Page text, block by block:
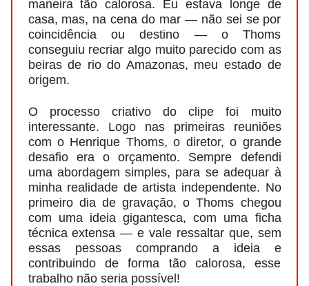
maneira tão calorosa. Eu estava longe de
casa, mas, na cena do mar — não sei se por
coincidência ou destino — o Thoms
conseguiu recriar algo muito parecido com as
beiras de rio do Amazonas, meu estado de
origem.
O processo criativo do clipe foi muito
interessante. Logo nas primeiras reuniões
com o Henrique Thoms, o diretor, o grande
desafio era o orçamento. Sempre defendi
uma abordagem simples, para se adequar à
minha realidade de artista independente. No
primeiro dia de gravação, o Thoms chegou
com uma ideia gigantesca, com uma ficha
técnica extensa — e vale ressaltar que, sem
essas pessoas comprando a ideia e
contribuindo de forma tão calorosa, esse
trabalho não seria possível!